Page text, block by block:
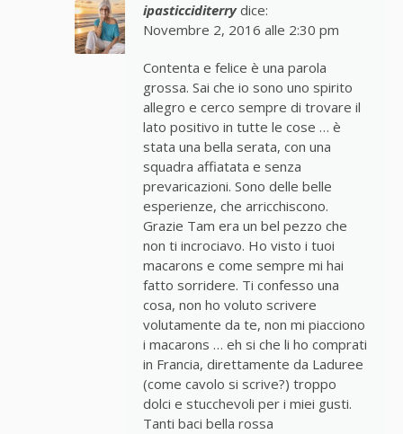
ipasticciditerry dice:
Novembre 2, 2016 alle 2:30 pm
Contenta e felice è una parola
grossa. Sai che io sono uno spirito
allegro e cerco sempre di trovare il
lato positivo in tutte le cose … è
stata una bella serata, con una
squadra affiatata e senza
prevaricazioni. Sono delle belle
esperienze, che arricchiscono.
Grazie Tam era un bel pezzo che
non ti incrociavo. Ho visto i tuoi
macarons e come sempre mi hai
fatto sorridere. Ti confesso una
cosa, non ho voluto scrivere
volutamente da te, non mi piacciono
i macarons … eh si che li ho comprati
in Francia, direttamente da Laduree
(come cavolo si scrive?) troppo
dolci e stucchevoli per i miei gusti.
Tanti baci bella rossa